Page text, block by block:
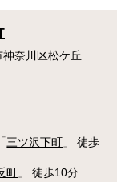
奈川区松ケ丘
三ツ沢下町 」 徒歩
町 」 徒歩10分